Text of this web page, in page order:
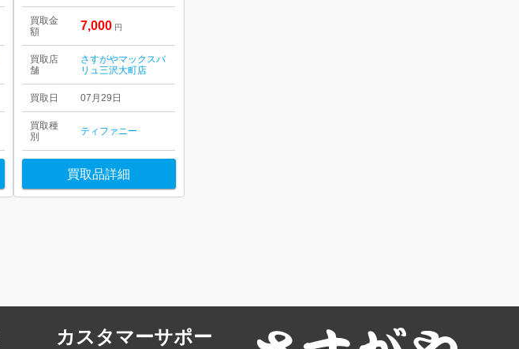
買取金
額
7,000 円
買取店
舗
さすがやマックスバ
リュ三沢大町店
買取日 07月29日
買取種
別
ティファニー
買取品詳細
カスタマーサポー